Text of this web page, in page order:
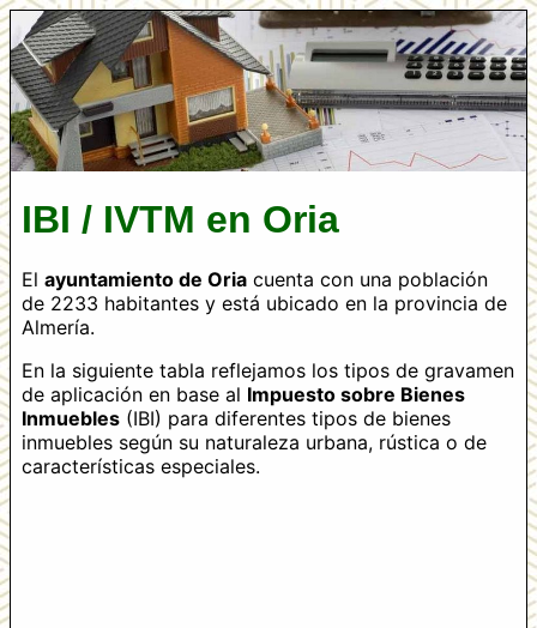
IBI / IVTM en Oria
El ayuntamiento de Oriacuenta con una población
de 2233 habitantes y está ubicado en la provincia de
Almería.
En la siguiente tabla reflejamos los tipos de gravamen
de aplicación en base al Impuesto sobre Bienes
Inmuebles(IBI) para diferentes tipos de bienes
inmuebles según su naturaleza urbana, rústica o de
características especiales.